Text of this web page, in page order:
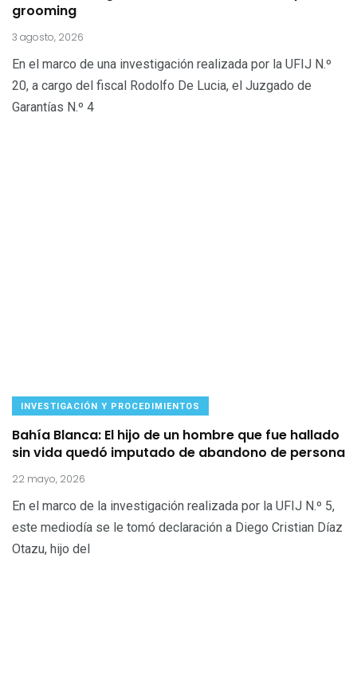
grooming
3 agosto, 2026
En el marco de una investigación realizada por la UFIJ N.º
20, a cargo del fiscal Rodolfo De Lucia, el Juzgado de
Garantías N.º 4
INVESTIGACIÓN Y PROCEDIMIENTOS
Bahía Blanca: El hijo de un hombre que fue hallado
sin vida quedó imputado de abandono de persona
22 mayo, 2026
En el marco de la investigación realizada por la UFIJ N.º 5,
este mediodía se le tomó declaración a Diego Cristian Díaz
Otazu, hijo del